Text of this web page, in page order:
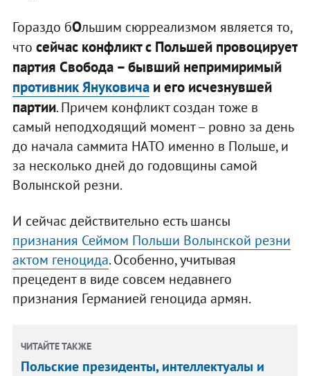
Гораздо бОльшим сюрреализмом является то,
что сейчас конфликт с Польшей провоцирует
партия Свобода – бывший непримиримый
противник Януковичаи его исчезнувшей
партии. Причем конфликт создан тоже в
самый неподходящий момент – ровно за день
до начала саммита НАТО именно в Польше, и
за несколько дней до годовщины самой
Волынской резни.
И сейчас действительно есть шансы
признания Сеймом Польши Волынской резни
актом геноцида. Особенно, учитывая
прецедент в виде совсем недавнего
признания Германией геноцида армян.
ЧИТАЙТЕ ТАКЖЕ
Польские президенты, интеллектуалы и